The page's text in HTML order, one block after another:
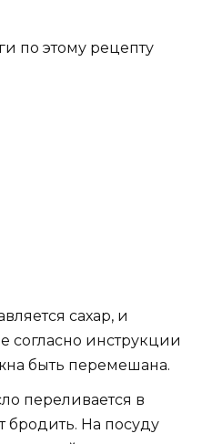
по этому рецепту
сахар, и
согласно инструкции
быть перемешана.
переливается в
бродить. На посуду